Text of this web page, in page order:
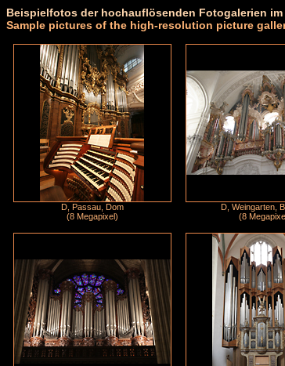
Beispielfotos der hochauflösenden Fotogalerien
Sample pictures of the high-resolution picture
D, Passau, Dom
(8 Megapixel)
D, Weingarten,
(8